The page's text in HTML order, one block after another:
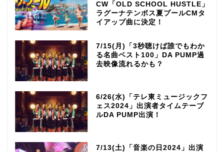
CW「OLD SCHOOL HUSTLE」
ラグーナテンボス夏プールCMタ
イアップ曲に決定！
7/15(月)「3秒聴けば誰でもわか
る名曲ベスト100」DA PUMP過
去映像流れるかも？
6/26(水)「テレ東ミュージックフ
ェス2024」出演者タイムテーブ
ルDA PUMP出演！
7/13(土)「音楽の日2024」出演